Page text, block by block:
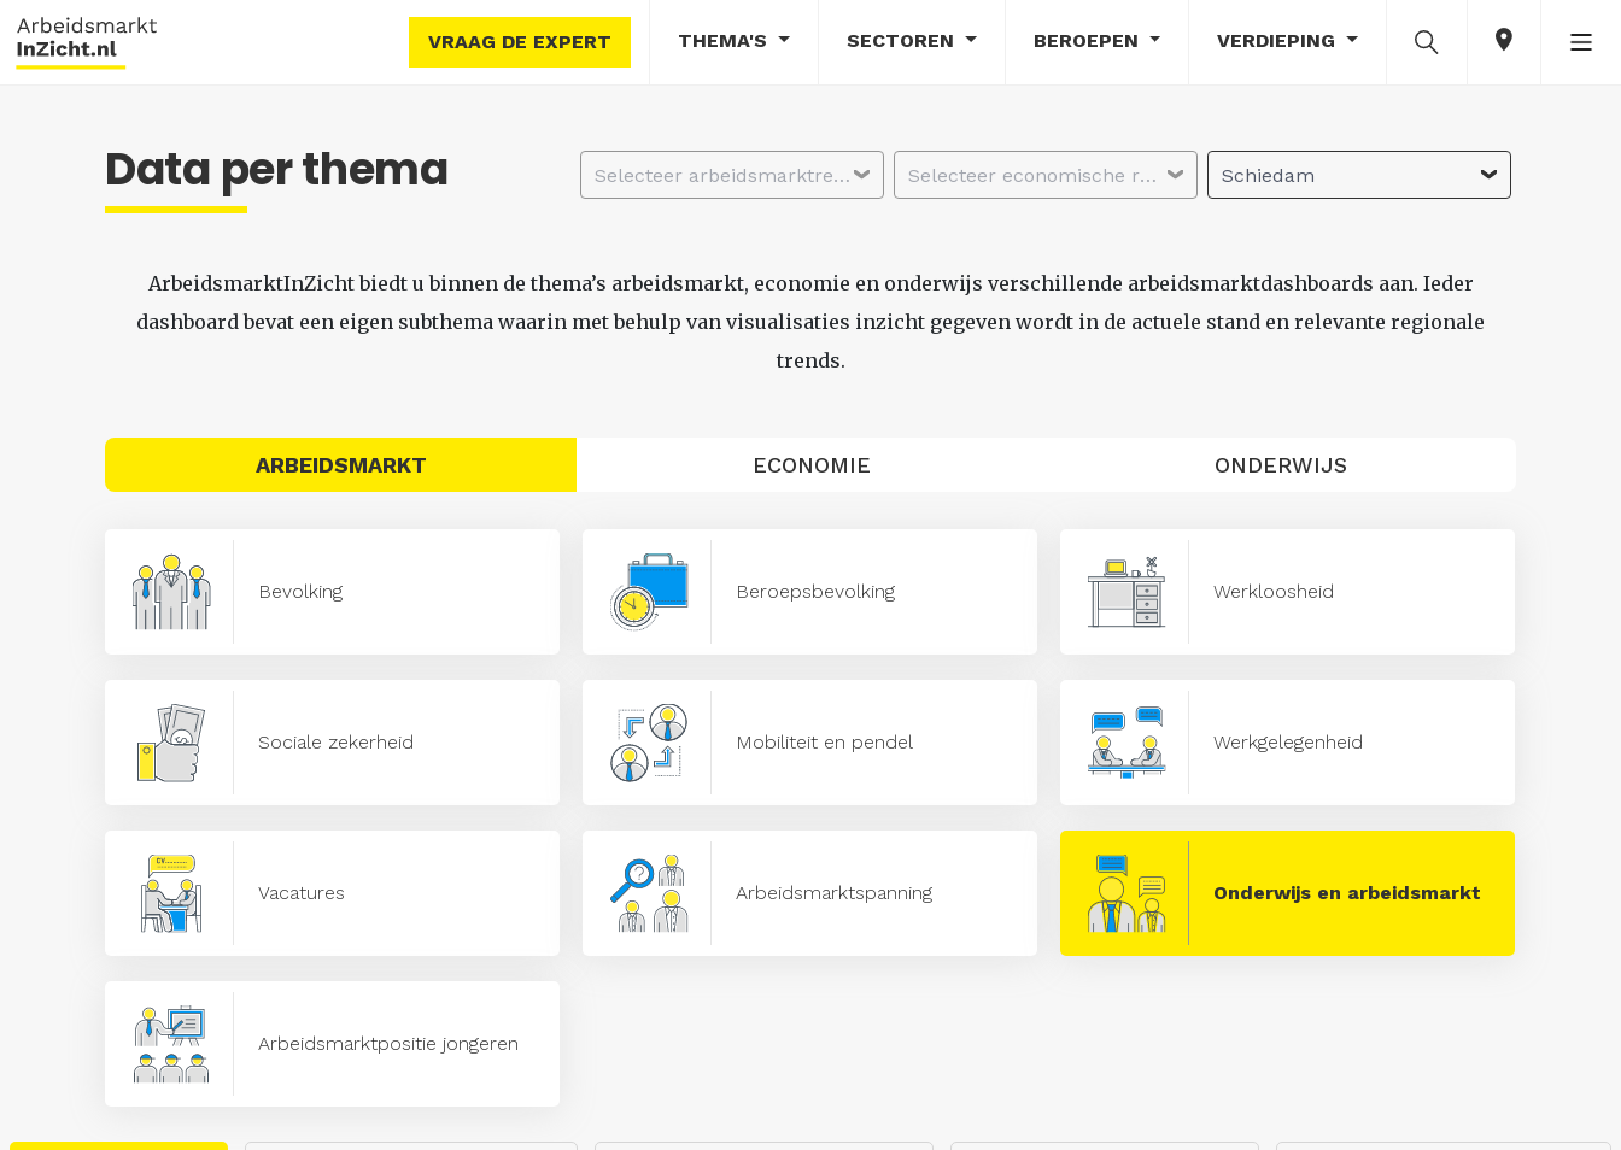
VRAAG DE EXPERT THEMA'S SECTOREN BEROEPEN VERDIEPING
Data per thema Selecteer arbeidsmarktregio Selecteer economische regio Schiedam
ArbeidsmarktInZicht biedt u binnen de thema’s arbeidsmarkt, economie en onderwijs verschillende arbeidsmarktdashboards aan. Ieder
dashboard bevat een eigen subthema waarin met behulp van visualisaties inzicht gegeven wordt in de actuele stand en relevante regionale
trends.
ARBEIDSMARKT ECONOMIE ONDERWIJS
Bevolking Beroepsbevolking Werkloosheid
Sociale zekerheid Mobiliteit en pendel Werkgelegenheid
Vacatures Arbeidsmarktspanning Onderwijs en arbeidsmarkt
Arbeidsmarktpositie jongeren